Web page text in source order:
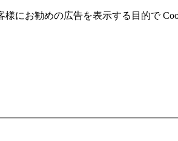
にお勧めの広告を表⽰する⽬的で